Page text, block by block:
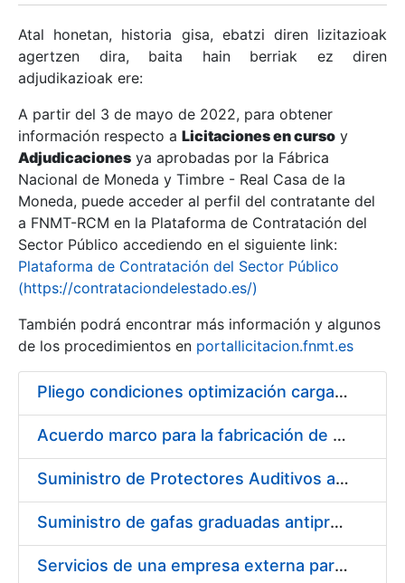
Erakutsi/Ezkutatu
Erakutsi/Ezkutatu
Erakutsi/Ezkutatu
Erakutsi/Ezkutatu
Erakutsi/Ezkutatu
Atal honetan, historia gisa, ebatzi diren lizitazioak
agertzen dira, baita hain berriak ez diren
adjudikazioak ere:
A partir del 3 de mayo de 2022, para obtener
información respecto a Licitaciones en curso y
Adjudicaciones ya aprobadas por la Fábrica
Nacional de Moneda y Timbre - Real Casa de la
Moneda, puede acceder al perfil del contratante del
a FNMT-RCM en la Plataforma de Contratación del
Sector Público accediendo en el siguiente link:
Plataforma de Contratación del Sector Público
(https://contrataciondelestado.es/)
También podrá encontrar más información y algunos
de los procedimientos en portallicitacion.fnmt.es
Pliego condiciones optimización cargas compras firmado
Acuerdo marco para la fabricación de piezas
Suministro de Protectores Auditivos a medida para las personas trabajadoras de los Centros de Trabajo de Madrid y Burgos
Suministro de gafas graduadas antiproyecciones para los trabajadores de la FNMT-RCM en los centros de trabajo de Madrid y Burgos
Servicios de una empresa externa para el asesoramiento y resolución de los recursos de alzada que se presentan relacionados con procesos de selección para la FNMT-RCM